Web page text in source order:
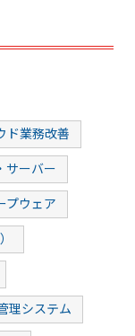
ド業務改善
サーバー
プウェア
理システム